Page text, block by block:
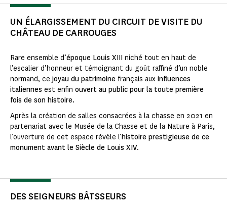
UN ÉLARGISSEMENT DU CIRCUIT DE VISITE DU
CHÂTEAU DE CARROUGES
Rare ensemble d’époque Louis XIII niché tout en haut de
l’escalier d’honneur et témoignant du goût raffiné d’un noble
normand, ce joyau du patrimoine français aux influences
italiennes est enfin ouvert au public pour la toute première
fois de son histoire.
Après la création de salles consacrées à la chasse en 2021 en
partenariat avec le Musée de la Chasse et de la Nature à Paris,
l’ouverture de cet espace révèle l’histoire prestigieuse de ce
monument avant le Siècle de Louis XIV.
DES SEIGNEURS BÂTSSEURS